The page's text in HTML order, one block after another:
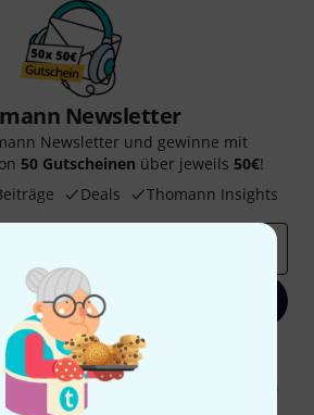
Newsletter
Newsletter und gewinne mit
50 Gutscheinen über jeweils 50€!
Deals Thomann Insights
Jetzt anmelden
stimmen Sie dem Erhalt von E-Mail-
des E-Mail-Nutzungsverhaltens zu. Die
Weitere Informationen finden Sie in
Datenschutzhinweisen